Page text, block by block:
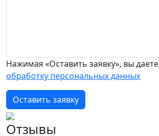
Нажимая «Оставить заявку», вы даете
обработку персональных данных
Оставить заявку
Отзывы